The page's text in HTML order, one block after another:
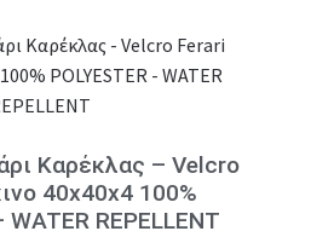
Καρέκλας – Velcro
40x40x4 100%
WATER REPELLENT